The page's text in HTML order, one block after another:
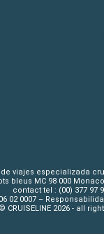
viajes especializada
bleus MC 98 000
contact tel : (00) 377 97
02 0007 –
© CRUISELINE 2026 - all